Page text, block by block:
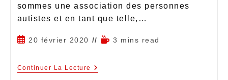
sommes une association des personnes
autistes et en tant que telle,…
20 février 2020 3 mins read
Continuer La Lecture